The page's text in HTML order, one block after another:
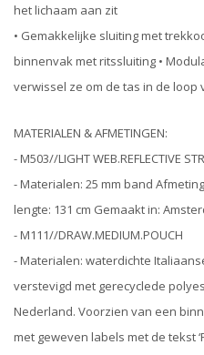
het lichaam aan zit
• Gemakkelijke sluiting met
binnenvak met ritssluiting •
verwissel ze om de tas in de loop
MATERIALEN & AFMETINGEN:
- M503//LIGHT WEB.REFLECTIVE
- Materialen: 25 mm band
lengte: 131 cm Gemaakt in:
- M111//DRAW.MEDIUM.POUCH
- Materialen: waterdichte
verstevigd met gerecyclede
Nederland. Voorzien van een
met geweven labels met de tekst